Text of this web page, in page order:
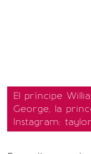
El príncipe
George, la
Instagram: